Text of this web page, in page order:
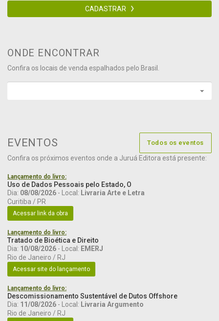
CADASTRAR
ONDE ENCONTRAR
Confira os locais de venda espalhados pelo Brasil.
EVENTOS Todos os eventos
Confira os próximos eventos onde a Juruá Editora está presente:
Lançamento do livro:
Uso de Dados Pessoais pelo Estado, O
Dia: 08/08/2026 - Local: Livraria Arte e Letra
Curitiba / PR
Acessar link da obra
Lançamento do livro:
Tratado de Bioética e Direito
Dia: 10/08/2026 - Local: EMERJ
Rio de Janeiro / RJ
Acessar site do lançamento
Lançamento do livro:
Descomissionamento Sustentável de Dutos Offshore
Dia: 11/08/2026 - Local: Livraria Argumento
Rio de Janeiro / RJ